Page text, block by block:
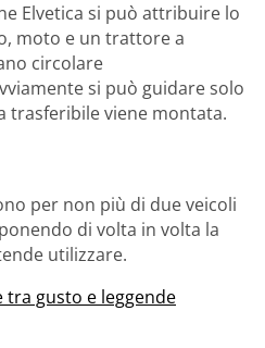
Elvetica si può attribuire lo
moto e un trattore a
circolare
si può guidare solo
trasferibile viene montata.
per non più di due veicoli
di volta in volta la
utilizzare.
tra gusto e leggende